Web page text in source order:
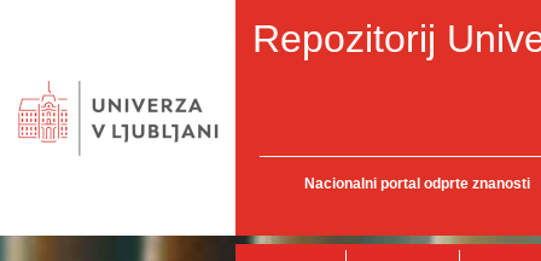
Repozitorij
Nacionalni portal odprte znanosti